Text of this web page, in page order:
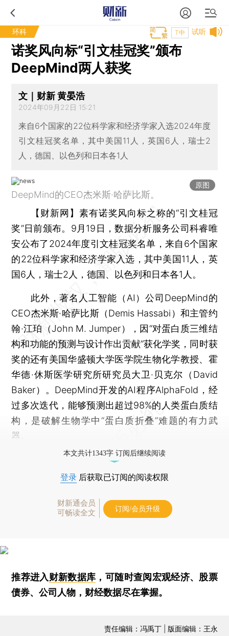
环科 试听
T中
诺奖风向标“引文桂冠奖”颁布
DeepMind两人获奖
文｜财新 黄晏浩
2024年09月22日 15:21
来自6个国家的22位科学家和经济学家入选2024年度
引文桂冠奖名单，其中美国11人，英国6人，瑞士2
人，德国、以色列和日本各1人
原图
DeepMind的CEO杰米斯·哈萨比斯。
【财新网】 素有诺奖风向标之称的“引文桂冠
奖”日前颁布。9月19日，数据分析服务公司科睿唯
安公布了2024年度引文桂冠奖名单，来自6个国家
的22位科学家和经济学家入选，其中美国11人，英
国6人，瑞士2人，德国、以色列和日本各1人。
此外，著名人工智能（AI）公司DeepMind的
CEO杰米斯·哈萨比斯（Demis Hassabi）和主管约
翰·江珀（John M. Jumper），因“对蛋白质三维结
构和功能的预测与设计作出贡献”获化学奖，同时获
奖的还有美国华盛顿大学医学院生物化学教授、霍
华德·休斯医学研究所研究员大卫·贝克尔（David
Baker）。DeepMind开发的AI程序AlphaFold，经
过多次迭代，能够预测出超过98%的人类蛋白质结
构，是破解生物学中“蛋白质折叠”难题的有力武
器。
本文共计1343字 订阅后继续阅读
登录 后获取已订阅的阅读权限
财新通会员
可畅读全文
订阅/会员升级
推荐进入财新数据库 ，可随时查阅宏观经济、股票
债券、公司人物，财经数据尽在掌握。
责任编辑：冯禹丁 | 版面编辑：王永